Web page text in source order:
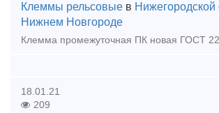
Клеммы рельсовые в Нижегородской
Нижнем Новгороде
18.01.21
209